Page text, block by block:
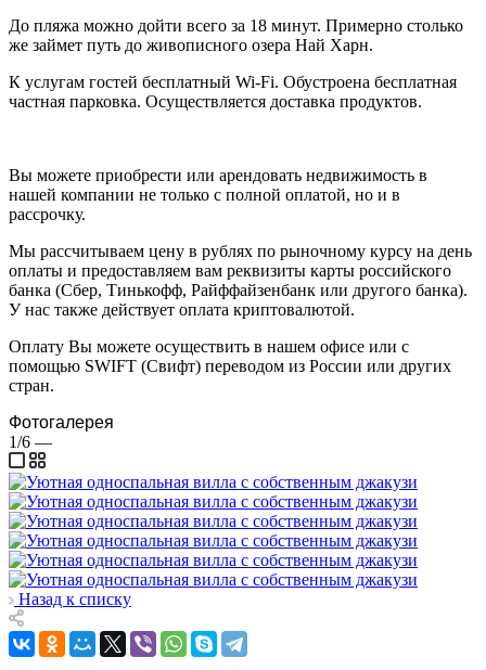
До пляжа можно дойти всего за 18 минут. Примерно столько
же займет путь до живописного озера Най Харн.
К услугам гостей бесплатный Wi-Fi. Обустроена бесплатная
частная парковка. Осуществляется доставка продуктов.
Вы можете приобрести или арендовать недвижимость в
нашей компании не только с полной оплатой, но и в
рассрочку.
Мы рассчитываем цену в рублях по рыночному курсу на день
оплаты и предоставляем вам реквизиты карты российского
банка (Сбер, Тинькофф, Райффайзенбанк или другого банка).
У нас также действует оплата криптовалютой.
Оплату Вы можете осуществить в нашем офисе или с
помощью SWIFT (Свифт) переводом из России или других
стран.
Фотогалерея
1/6 —
Назад к списку